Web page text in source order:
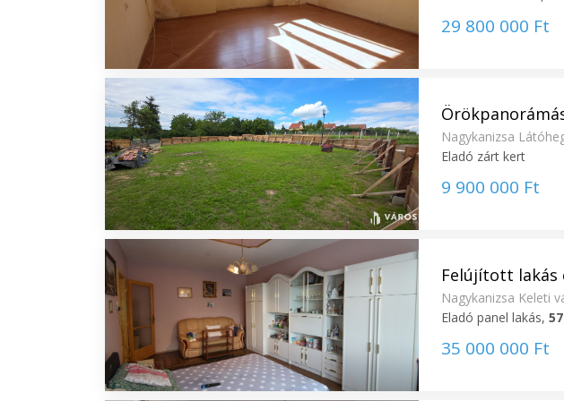
29 800 000 Ft
Nagykanizsa
Eladó zárt kert
9 900 000 Ft
Felújított lakás
Nagykanizsa Keleti
Eladó panel lakás,
35 000 000 Ft